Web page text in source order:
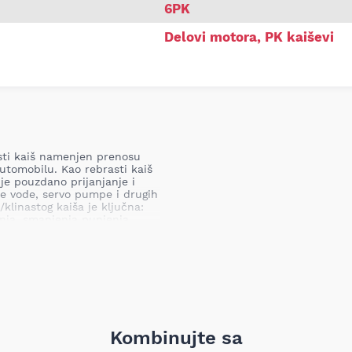
6PK
Delovi motora, PK kaiševi
kaiš namenjen prenosu
Kao rebrasti kaiš
pouzdano prijanjanje i
vode, servo pumpe i drugih
klinastog kaiša je ključna:
upravljanja pomoćnim
motora.
dugogodišnje iskustvo
kaiševa. Ovaj pkKombinujte sa